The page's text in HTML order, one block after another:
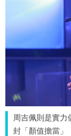
周吉佩則是實力
封「顏值擔當」